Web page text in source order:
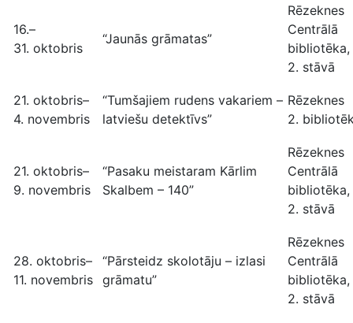
16.–
31. oktobris
“Jaunās grāmatas”
Rēzeknes
Centrālā
bibliotēka,
2. stāvā
21. oktobris–
4. novembris
“Tumšajiem rudens vakariem –
latviešu detektīvs”
Rēzeknes
2.
21. oktobris–
9. novembris
“Pasaku meistaram Kārlim
Skalbem – 140”
Rēzeknes
Centrālā
bibliotēka,
2. stāvā
28. oktobris–
11. novembris
“Pārsteidz skolotāju – izlasi
grāmatu”
Rēzeknes
Centrālā
bibliotēka,
2. stāvā